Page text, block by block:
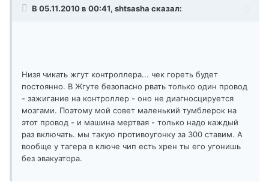
В 05.11.2010 в 00:41, shtsasha сказал:
Низя чикать жгут контроллера... чек гореть будет
постоянно. В Жгуте безопасно рвать только один провод
- зажигание на контроллер - оно не диагносцируется
мозгами. Поэтому мой совет маленький тумблерок на
этот провод - и машина мертвая - только надо каждый
раз включать. мы такую противоугонку за 300 ставим. А
вообще у тагера в ключе чип есть хрен ты его угонишь
без эвакуатора.